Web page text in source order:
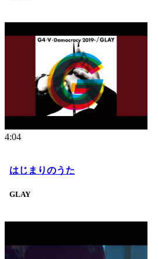
4:04
はじまりのうた
GLAY